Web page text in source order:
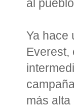
al
Ya hace
Everest,
más